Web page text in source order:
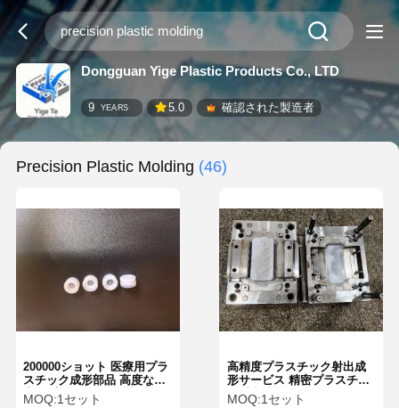
Dongguan Yige Plastic Products Co., LTD
9 YEARS 5.0 確認された製造者
Precision Plastic Molding (46)
200000ショット 医療用プラ
スチック成形部品 高度な医
療用プラスチック射出成形
MOQ:1セット
高精度プラスチック射出成
形サービス 精密プラスチッ
ク射出成形
MOQ:1セット